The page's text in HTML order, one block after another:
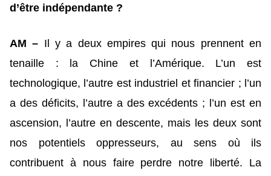
d’être indépendante ?
AM – Il y a deux empires qui nous prennent en
tenaille : la Chine et l’Amérique. L’un est
technologique, l’autre est industriel et financier ; l’un
a des déficits, l’autre a des excédents ; l’un est en
ascension, l’autre en descente, mais les deux sont
nos potentiels oppresseurs, au sens où ils
contribuent à nous faire perdre notre liberté. La